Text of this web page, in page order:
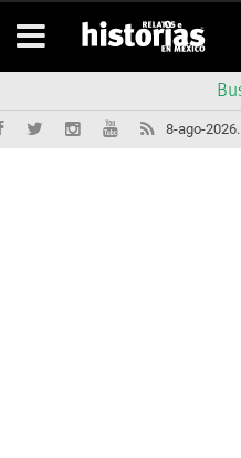
8-ago-2026.